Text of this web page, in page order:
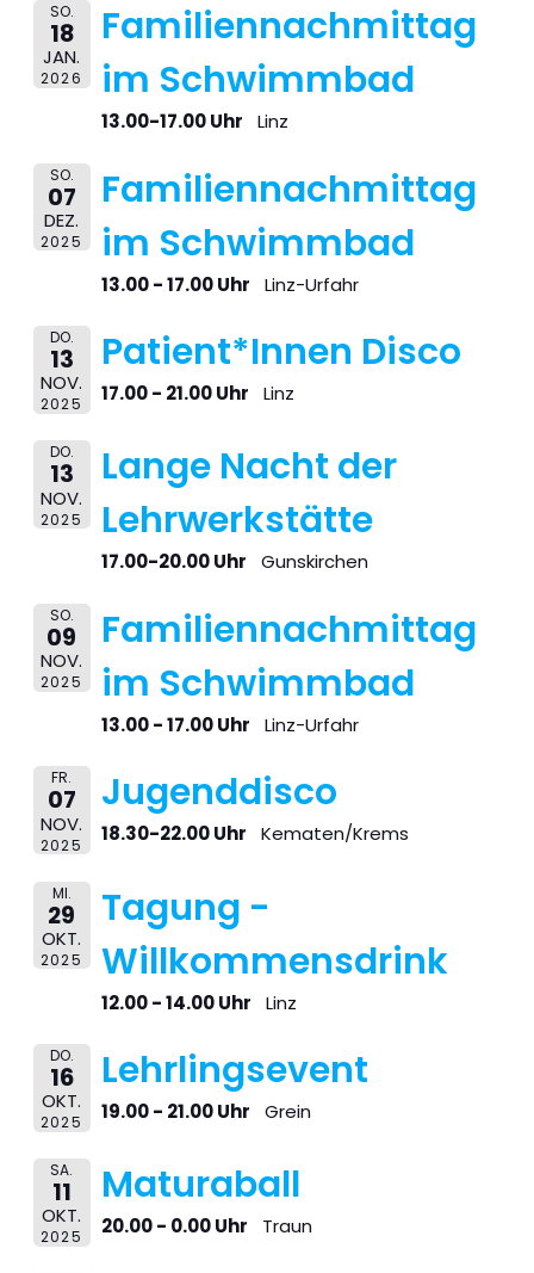
SO.
18
JAN.
2026
Familiennachmittag
im Schwimmbad
13.00-17.00 Uhr Linz
SO.
07
DEZ.
2025
Familiennachmittag
im Schwimmbad
13.00 - 17.00 Uhr Linz-Urfahr
DO.
13
NOV.
2025
Patient*Innen Disco
17.00 - 21.00 Uhr Linz
DO.
13
NOV.
2025
Lange Nacht der
Lehrwerkstätte
17.00-20.00 Uhr Gunskirchen
SO.
09
NOV.
2025
Familiennachmittag
im Schwimmbad
13.00 - 17.00 Uhr Linz-Urfahr
FR.
07
NOV.
2025
Jugenddisco
18.30-22.00 Uhr Kematen/Krems
MI.
29
OKT.
2025
Tagung -
Willkommensdrink
12.00 - 14.00 Uhr Linz
DO.
16
OKT.
2025
Lehrlingsevent
19.00 - 21.00 Uhr Grein
SA.
11
OKT.
2025
Maturaball
20.00 - 0.00 Uhr Traun